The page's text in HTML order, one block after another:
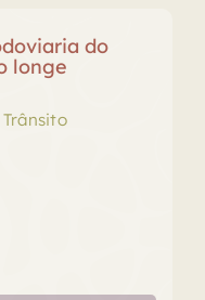
do
longe
Trânsito